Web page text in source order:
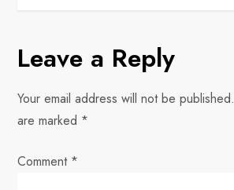
n
a
v
i
Leave a Reply
Your email address will not be published.
are marked *
Comment *